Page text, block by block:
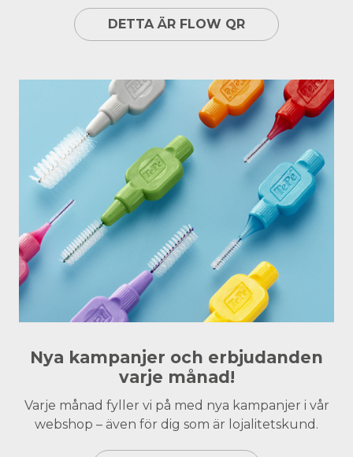
DETTA ÄR FLOW QR
Nya kampanjer och erbjudanden
varje månad!
Varje månad fyller vi på med nya kampanjer i vår
webshop – även för dig som är lojalitetskund.